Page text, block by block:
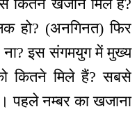
कितने खजाने मिले हैं?
हो? (अनगिनत) फिर
इस संगमयुग में मुख्य
कितने मिले हैं? सबसे
पहले नम्बर का खजाना